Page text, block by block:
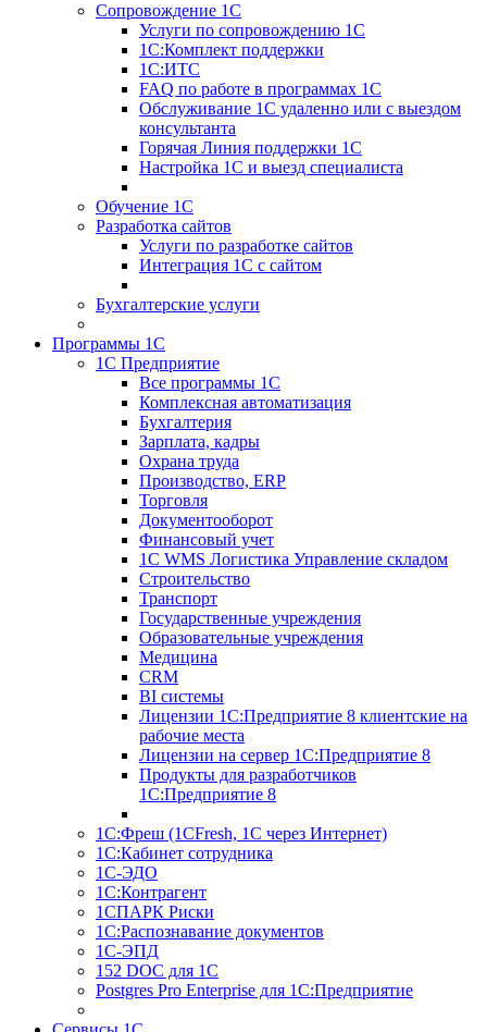
Сопровождение 1С
Услуги по сопровождению 1С
1С:Комплект поддержки
1С:ИТС
FAQ по работе в программах 1С
Обслуживание 1С удаленно или с выездом
консультанта
Горячая Линия поддержки 1С
Настройка 1С и выезд специалиста
Обучение 1С
Разработка сайтов
Услуги по разработке сайтов
Интеграция 1С с сайтом
Бухгалтерские услуги
Программы 1С
1С Предприятие
Все программы 1С
Комплексная автоматизация
Бухгалтерия
Зарплата, кадры
Охрана труда
Производство, ERP
Торговля
Документооборот
Финансовый учет
1С WMS Логистика Управление складом
Строительство
Транспорт
Государственные учреждения
Образовательные учреждения
Медицина
CRM
BI системы
Лицензии 1С:Предприятие 8 клиентские на
рабочие места
Лицензии на сервер 1С:Предприятие 8
Продукты для разработчиков
1С:Предприятие 8
1С:Фреш (1CFresh, 1С через Интернет)
1С:Кабинет сотрудника
1С-ЭДО
1С:Контрагент
1СПАРК Риски
1С:Распознавание документов
1С-ЭПД
152 DOC для 1С
Postgres Pro Enterprise для 1С:Предприятие